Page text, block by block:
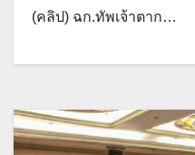
(คลิป) ฉก.ทัพเจ้าตาก…